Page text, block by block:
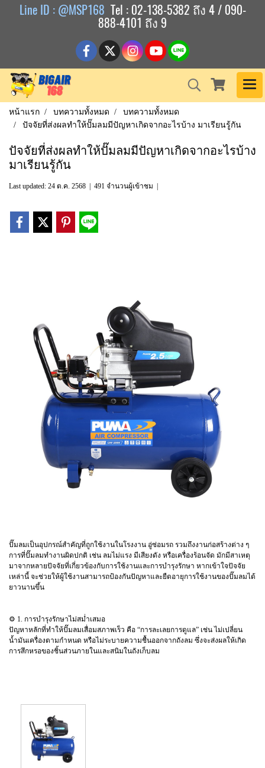
Line ID : @MSP168 Tel : 02-138-5382 ถึง 4 / 090-
888-4101 ถึง 9
หน้าแรก บทความทั้งหมด
บทความทั้งหมด
ปัจจัยที่ส่งผลทำให้ปั๊มลมมีปัญหาเกิดจากอะไรบ้าง มาเรียนรู้กัน
ปัจจัยที่ส่งผลทำให้ปั๊มลมมีปัญหาเกิดจากอะไรบ้าง
มาเรียนรู้กัน
Last updated: 24 ต.ค. 2568 491 จำนวนผู้เข้าชม
ปั๊มลมเป็นอุปกรณ์สำคัญที่ถูกใช้งานในโรงงาน อู่ซ่อมรถ รวมถึงงานก่อสร้างต่าง ๆ
การที่ปั๊มลมทำงานผิดปกติ เช่น ลมไม่แรง มีเสียงดัง หรือเครื่องร้อนจัด มักมีสาเหตุ
มาจากหลายปัจจัยที่เกี่ยวข้องกับการใช้งานและการบำรุงรักษา หากเข้าใจปัจจัย
เหล่านี้ จะช่วยให้ผู้ใช้งานสามารถป้องกันปัญหาและยืดอายุการใช้งานของปั๊มลมได้
ยาวนานขึ้น
⚙️ 1. การบำรุงรักษาไม่สม่ำเสมอ
ปัญหาหลักที่ทำให้ปั๊มลมเสื่อมสภาพเร็ว คือ “การละเลยการดูแล” เช่น ไม่เปลี่ยน
น้ำมันเครื่องตามกำหนด หรือไม่ระบายความชื้นออกจากถังลม ซึ่งจะส่งผลให้เกิด
การสึกหรอของชิ้นส่วนภายในและสนิมในถังเก็บลม